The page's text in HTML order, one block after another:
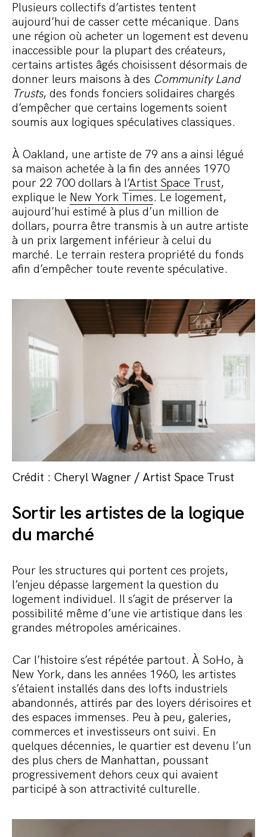
Plusieurs collectifs d’artistes tentent
aujourd’hui de casser cette mécanique. Dans
une région où acheter un logement est devenu
inaccessible pour la plupart des créateurs,
certains artistes âgés choisissent désormais de
donner leurs maisons à des Community Land
Trusts, des fonds fonciers solidaires chargés
d’empêcher que certains logements soient
soumis aux logiques spéculatives classiques.
À Oakland, une artiste de 79 ans a ainsi légué
sa maison achetée à la fin des années 1970
pour 22 700 dollars à l’Artist Space Trust,
explique le New York Times. Le logement,
aujourd’hui estimé à plus d’un million de
dollars, pourra être transmis à un autre artiste
à un prix largement inférieur à celui du
marché. Le terrain restera propriété du fonds
afin d’empêcher toute revente spéculative.
Crédit : Cheryl Wagner / Artist Space Trust
Sortir les artistes de la logique
du marché
Pour les structures qui portent ces projets,
l’enjeu dépasse largement la question du
logement individuel. Il s’agit de préserver la
possibilité même d’une vie artistique dans les
grandes métropoles américaines.
Car l’histoire s’est répétée partout. À SoHo, à
New York, dans les années 1960, les artistes
s’étaient installés dans des lofts industriels
abandonnés, attirés par des loyers dérisoires et
des espaces immenses. Peu à peu, galeries,
commerces et investisseurs ont suivi. En
quelques décennies, le quartier est devenu l’un
des plus chers de Manhattan, poussant
progressivement dehors ceux qui avaient
participé à son attractivité culturelle.